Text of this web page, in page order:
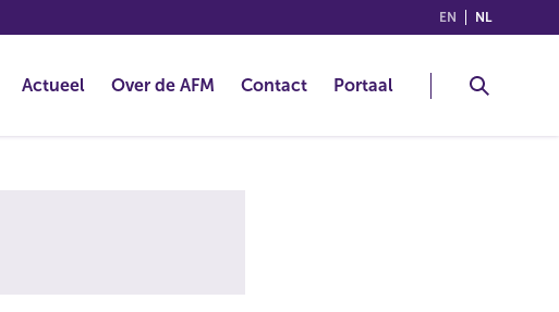
EN (ENGLISH)
NL
Actueel Over de AFM Contact Portaal